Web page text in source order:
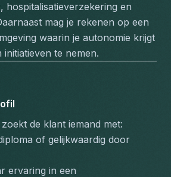
hospitalisatieverzekering en
mag je rekenen op een
waarin je autonomie krijgt
te nemen.
de klant iemand met:
of gelijkwaardig door
ervaring in een